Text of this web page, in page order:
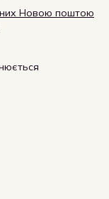
Новою поштою